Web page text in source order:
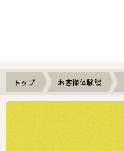
トップ お客様体験談